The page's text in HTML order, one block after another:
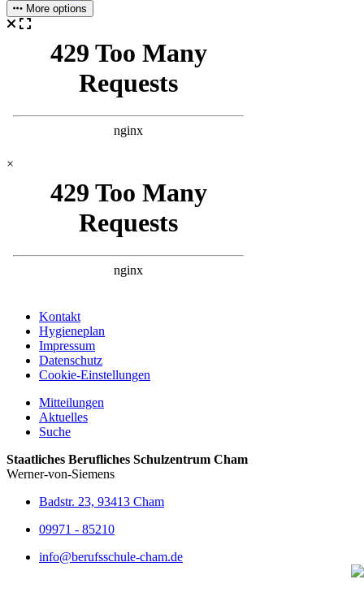
More options
×
Kontakt
Hygieneplan
Impressum
Datenschutz
Cookie-Einstellungen
Mitteilungen
Aktuelles
Suche
Staatliches Berufliches Schulzentrum Cham
Werner-von-Siemens
Badstr. 23, 93413 Cham
09971 - 85210
info@berufsschule-cham.de